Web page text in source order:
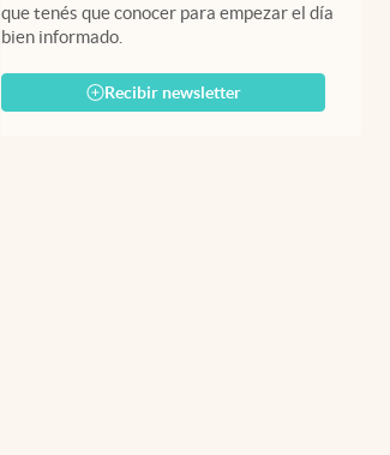
que tenés que conocer para empezar el día
bien informado.
Recibir newsletter